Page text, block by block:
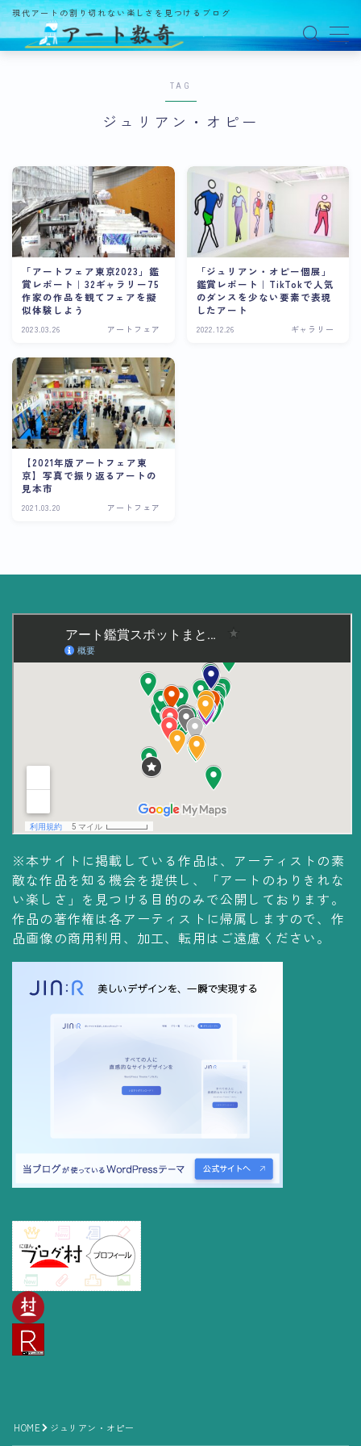
現代アートの割り切れない楽しさを見つけるブログ
ギャラリー
百貨店
美術館・博物館
オルタナティブスペース
アートフェア
美術大学・大学美術館
知る
アート探究
用語解説
作家・作品紹介
アイテム・サービス
Yoshiteru Collection
飾り方
保管方法
TAG
ジュリアン・オピー
「アートフェア東京2023」鑑
賞レポート｜32ギャラリー75
作家の作品を観てフェアを擬
似体験しよう
2023.03.26 アートフェア
「ジュリアン・オピー個展」
鑑賞レポート｜TikTokで人気
のダンスを少ない要素で表現
したアート
2022.12.26 ギャラリー
【2021年版アートフェア東
京】写真で振り返るアートの
見本市
2021.03.20 アートフェア
※本サイトに掲載している作品は、アーティストの素
敵な作品を知る機会を提供し、「アートのわりきれな
い楽しさ」を見つける目的のみで公開しております。
作品の著作権は各アーティストに帰属しますので、作
品画像の商用利用、加工、転用はご遠慮ください。
HOME ジュリアン・オピー